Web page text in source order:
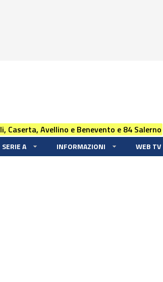
Caserta, Avellino e Benevento e 84 Salerno
SERIE A INFORMAZIONI WEB TV